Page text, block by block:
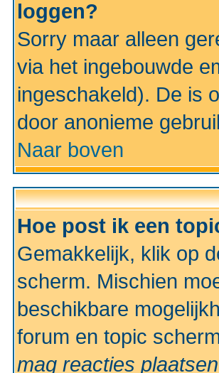
loggen?
Sorry maar alleen
via het ingebouwde
ingeschakeld). De is
door anonieme
Naar boven
Hoe post ik een
Gemakkelijk, klik op
scherm. Mischien
beschikbare
forum en topic
mag reacties